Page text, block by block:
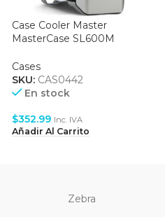
Case Cooler Master
MasterCase SL600M
Cases
SKU: CAS0442
En stock
$352.99 Inc. IVA
Añadir Al Carrito
Zebra